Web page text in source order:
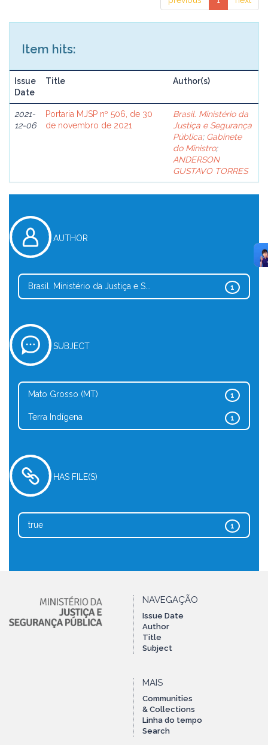
Item hits:
Issue
Date
Title Author(s)
2021-
12-06
Portaria MJSP nº 506, de 30
de novembro de 2021
Brasil. Ministério da
Justiça e Segurança
Pública; Gabinete
do Ministro;
ANDERSON
GUSTAVO TORRES
AUTHOR
1
Brasil. Ministério da Justiça e S...
SUBJECT
1
Mato Grosso (MT)
1
Terra Indígena
HAS FILE(S)
1
true
NAVEGAÇÃO
Issue Date
Author
Title
Subject
MAIS
Communities
& Collections
Linha do tempo
Search